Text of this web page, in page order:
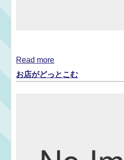
Read more
お店がどっとこむ